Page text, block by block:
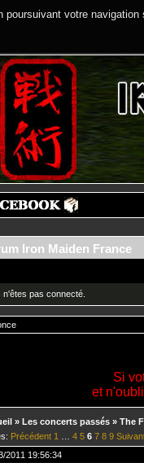
poursuivant votre
Iron Maiden France
n'êtes pas connecté.
Si
et
» Les concerts passés » The
Précédent 1 4 5 6 7 8 9
2011 19:56:34